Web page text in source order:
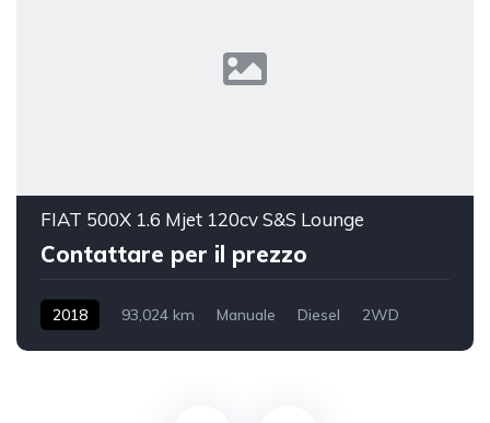
FIAT 500X 1.6 Mjet 120cv S&S Lounge
Contattare per il prezzo
2018 93,024 km Manuale Diesel 2WD